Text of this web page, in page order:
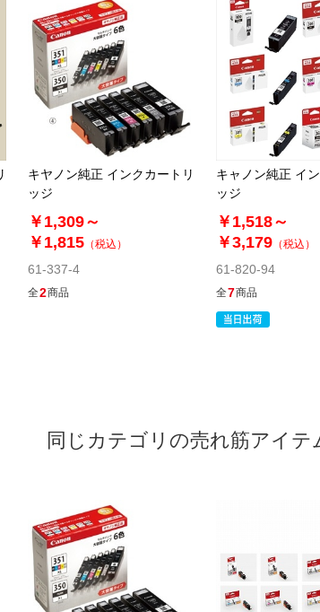
キヤノン純正 インクカートリ
ッジ
￥1,309～
￥1,815 （税込）
61-337-4
全2商品
キャノン純正 イ
ッジ
￥1,518～
￥3,179 （税込）
61-820-94
全7商品
同じカテゴリの売れ筋アイテ